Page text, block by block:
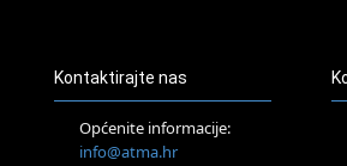
Pjesma srca / Zagreb
Tečaj Višeg Vodstva, razvijanja intuicije
Kontaktirajte nas
Općenite informacije:
info@atma.hr